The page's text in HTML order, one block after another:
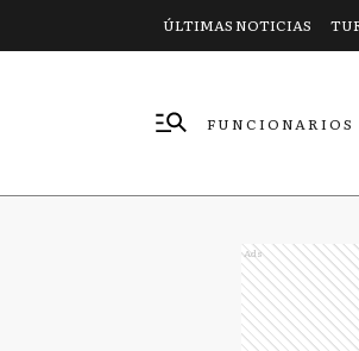
ÚLTIMAS NOTICIAS
FUNCIONARIOS
Ads